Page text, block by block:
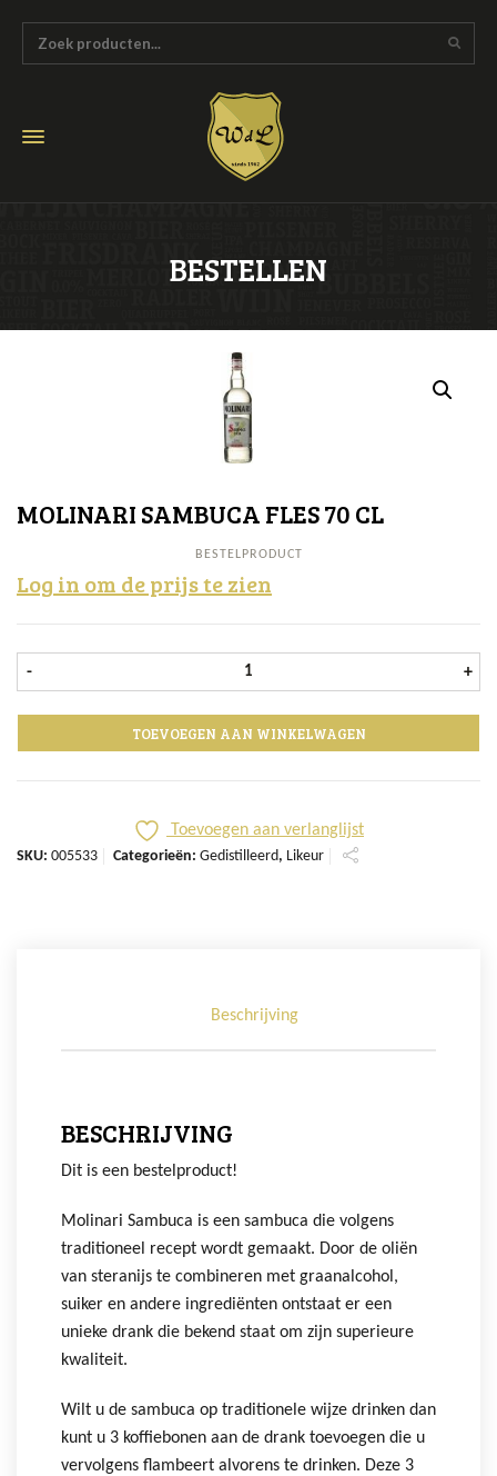
BESTELLEN
MOLINARI SAMBUCA FLES 70 CL
BESTELPRODUCT
Log in om de prijs te zien
- Molinari Sambuca fles 70 cl aantal
+
TOEVOEGEN AAN WINKELWAGEN
Toevoegen aan verlanglijst
SKU: 005533 Categorieën: Gedistilleerd, Likeur
Beschrijving
BESCHRIJVING
Dit is een bestelproduct!
Molinari Sambuca is een sambuca die volgens
traditioneel recept wordt gemaakt. Door de oliën
van steranijs te combineren met graanalcohol,
suiker en andere ingrediënten ontstaat er een
unieke drank die bekend staat om zijn superieure
kwaliteit.
Wilt u de sambuca op traditionele wijze drinken dan
kunt u 3 koffiebonen aan de drank toevoegen die u
vervolgens flambeert alvorens te drinken. Deze 3